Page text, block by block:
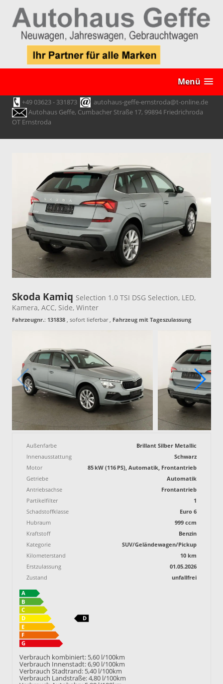
Menü
+49 03623 - 331873
autohaus-geffe-ernstroda@t-online.de
Autohaus Geffe, Cumbacher Straße 17, 99894 Friedrichroda
OT Ernstroda
Skoda Kamiq Selection 1.0 TSI DSG Selection, LED,
Kamera, ACC, Side, Winter
Fahrzeugnr.: 131838 , sofort lieferbar, Fahrzeug mit Tageszulassung
Außenfarbe
Brillant Silber Metallic
Innenausstattung
Schwarz
Motor
85 kW (116 PS), Automatik, Frontantrieb
Getriebe
Automatik
Antriebsachse
Frontantrieb
Partikelfilter
1
Schadstoffklasse
Euro 6
Hubraum
999 ccm
Kraftstoff
Benzin
Kategorie
SUV/Geländewagen/Pickup
Kilometerstand
10 km
Erstzulassung
01.05.2026
Zustand
unfallfrei
Verbrauch kombiniert: 5,60 l/100km
Verbrauch Innenstadt:6,90 l/100km
Verbrauch Stadtrand: 5,40 l/100km
Verbrauch Landstraße:4,80 l/100km